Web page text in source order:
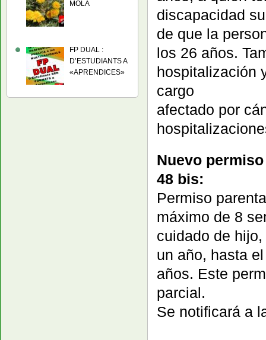
discapacidad
de que la
los 26 años.
hospitalización
cargo
afectado por
Nuevo
48 bis:
Permiso
máximo de 8
cuidado de
un año, hasta
años. Este
parcial.
Se notificará a
MOLA
FP DUAL :
D’ESTUDIANTS A
«APRENDICES»